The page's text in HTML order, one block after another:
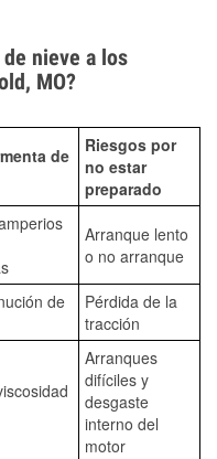
nieve a los
MO?
de
Riesgos por
no estar
preparado
Arranque lento
o no arranque
de
Pérdida de la
tracción
Arranques
difíciles y
desgaste
interno del
motor